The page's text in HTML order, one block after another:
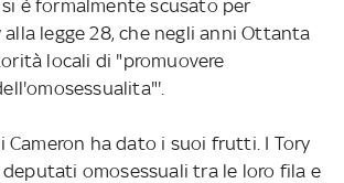
è formalmente scusato per
alla legge 28, che negli anni Ottanta
locali di "promuovere
Cameron ha dato i suoi frutti. I Tory
omosessuali tra le loro fila e